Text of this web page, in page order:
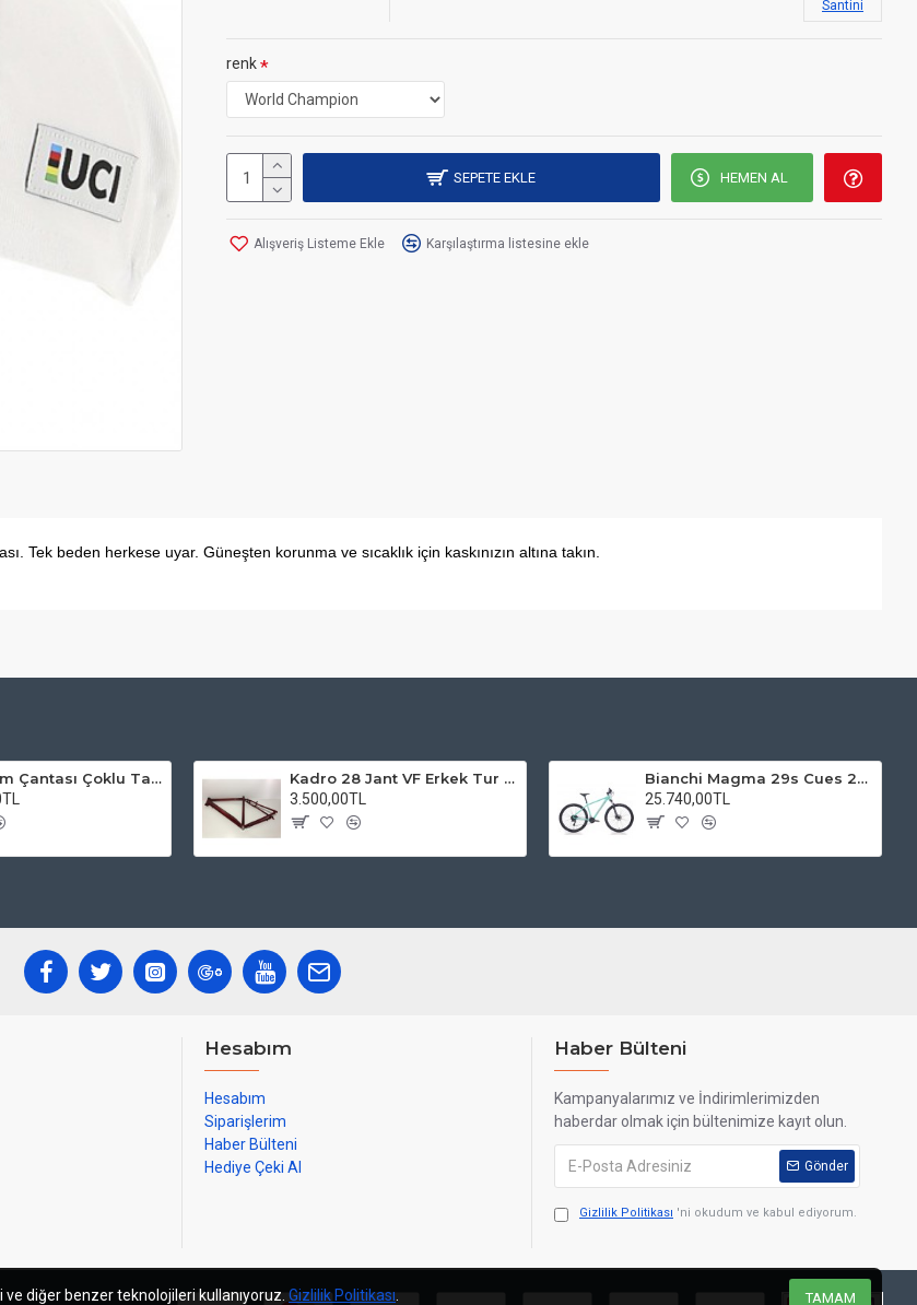
Santini
renk
SEPETE EKLE HEMEN AL
Alışveriş Listeme Ekle Karşılaştırma listesine ekle
Tek beden herkese uyar. Güneşten korunma ve sıcaklık için kaskınızın altına takın.
Pro Takım Çantası Çoklu Tamir Seti
Kadro 28 Jant VF Erkek Tur Şehir Bisiklet Uyumlu
3.500,00TL
Bianchi Magma 29s Cues 2x9s Dağ Bisikleti
25.740,00TL
Hesabım
Hesabım
Siparişlerim
Haber Bülteni
Hediye Çeki Al
Haber Bülteni
Kampanyalarımız ve İndirimlerimizden
haberdar olmak için bültenimize kayıt olun.
Gönder
Gizlilik Politikası 'ni okudum ve kabul ediyorum.
TAMAM
diğer benzer teknolojileri kullanıyoruz. Gizlilik Politikası.